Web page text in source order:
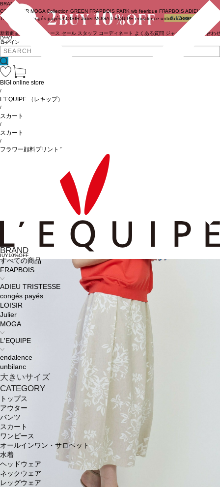
ログイン
BRAND
COUTURIER MOGA Collection GREEN FRAPBOIS PARK wb feerique FRAPBOIS ADIEU
TRISTESSE
congés payés LOISIR Julier MOGA L'EQUIPE endalence unbilanc BIGI online store
新着商品 ニュース セール スタッフ コーディネート よくある質問 ジャーナル お問い合わ
BRAND
すべての商品
FRAPBOIS
ADIEU TRISTESSE
congés payés
LOISIR
Julier
MOGA
L'EQUIPE
endalence
unbilanc
大きいサイズ
CATEGORY
トップス
アウター
パンツ
スカート
ワンピース
オールインワン・サロペット
水着
ヘッドウェア
ネックウェア
レッグウェア
BIGI online store
/
L'EQUIPE （レキップ）
/
スカート
/
スカート
/
フラワー顔料プリントスカート